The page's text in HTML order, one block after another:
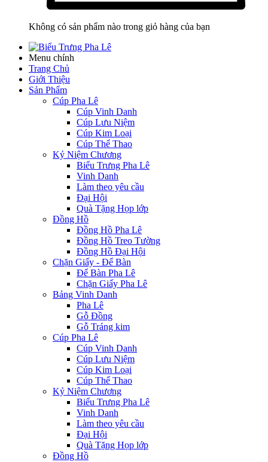
Không có sản phẩm nào trong giỏ hàng của bạn
Menu chính
Trang Chủ
Giới Thiệu
Sản Phẩm
Cúp Pha Lê
Cúp Vinh Danh
Cúp Lưu Niệm
Cúp Kim Loại
Cúp Thể Thao
Kỷ Niệm Chương
Biểu Trưng Pha Lê
Vinh Danh
Làm theo yêu cầu
Đại Hội
Quà Tặng Họp lớp
Đồng Hồ
Đồng Hồ Pha Lê
Đồng Hồ Treo Tường
Đồng Hồ Đại Hội
Chặn Giấy - Để Bàn
Để Bàn Pha Lê
Chặn Giấy Pha Lê
Bảng Vinh Danh
Pha Lê
Gỗ Đồng
Gỗ Tráng kim
Cúp Pha Lê
Cúp Vinh Danh
Cúp Lưu Niệm
Cúp Kim Loại
Cúp Thể Thao
Kỷ Niệm Chương
Biểu Trưng Pha Lê
Vinh Danh
Làm theo yêu cầu
Đại Hội
Quà Tặng Họp lớp
Đồng Hồ